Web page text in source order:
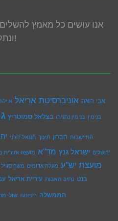
אנו עושים כל מאמץ
ונתקלת בבעיה אנא פנה אלינו!
אבי רואה אוניברסיטת אריאל
בנימין בנימין נתניהו בצלאל סמוטריץ
התיישבות חברון חינוך חננאל דורני
ירושלים ישראל גנץ מד"א מועצה אזורית
מועצת יש''ע מעלה אדומים משה סוויל
בנט נתיב האבות עיריית אריאל
הממשלה ריבונות שולי